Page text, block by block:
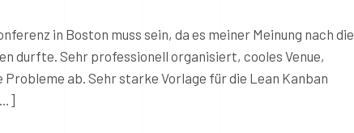
in Boston muss sein, da es meiner Meinung nach die
durfte. Sehr professionell organisiert, cooles Venue,
ab. Sehr starke Vorlage für die Lean Kanban